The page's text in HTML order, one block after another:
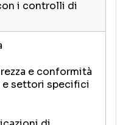
i controlli di
e conformità
e settori specifici